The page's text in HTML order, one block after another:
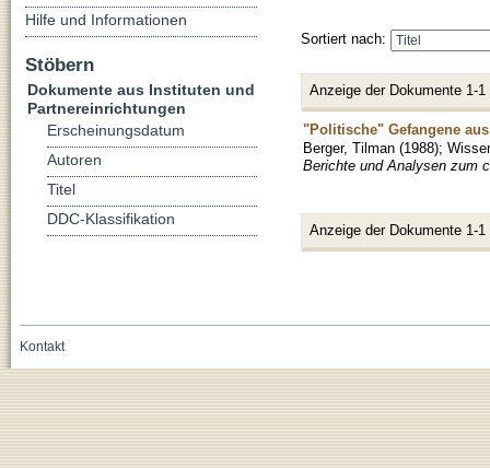
Sortiert nach:
Anzeige der Dokumente 1-1
"Politische" Gefangene
Berger, Tilman (1988);
Berichte und Analysen zum
Anzeige der Dokumente 1-1
Hilfe und Informationen
Stöbern
Dokumente aus Instituten und
Partnereinrichtungen
Erscheinungsdatum
Autoren
Titel
DDC-Klassifikation
Kontakt